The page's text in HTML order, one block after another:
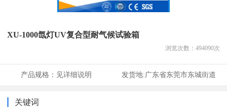
XU-1000氙灯UV复合型耐气候试验箱
浏览次数： 494090次
产品规格： 见详细说明 发货地:广东省东莞市东城街道
关键词